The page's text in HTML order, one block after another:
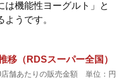
は機能性ヨーグルト」と
うです。
（RDSスーパー全国）
店舗あたりの販売金額 単位：円